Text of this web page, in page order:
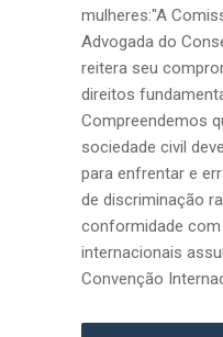
mulheres:"A
Advogada do
reitera seu
direitos
Compreendemos
sociedade civil
para enfrentar e
de discriminação
conformidade
internacionais
Convenção